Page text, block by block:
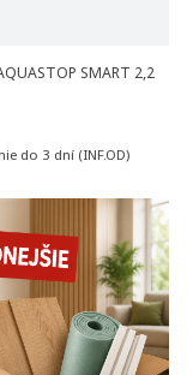
4V Dub
do 3 dní (INF.OD)